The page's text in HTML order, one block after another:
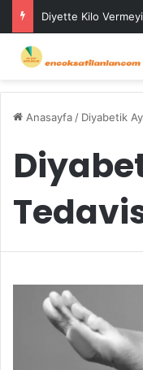
Diyette Kilo
Anasayfa / Diyabetik